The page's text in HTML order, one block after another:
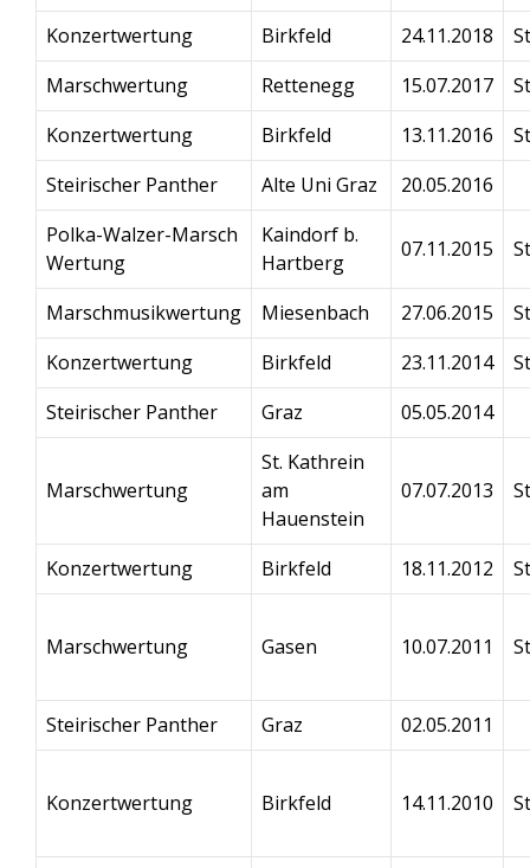
Konzertwertung Birkfeld 24.11.2018
Marschwertung
Rettenegg 15.07.2017
Konzertwertung
Birkfeld 13.11.2016
Steirischer Panther
Alte Uni Graz
20.05.2016
Polka-Walzer-Marsch
Wertung
Kaindorf b.
Hartberg
07.11.2015
Marschmusikwertung Miesenbach 27.06.2015
Konzertwertung
Birkfeld 23.11.2014
Steirischer Panther
Graz 05.05.2014
Marschwertung
St. Kathrein
am
Hauenstein
07.07.2013
Konzertwertung Birkfeld 18.11.2012
Marschwertung Gasen 10.07.2011
Steirischer Panther Graz 02.05.2011
Konzertwertung Birkfeld 14.11.2010